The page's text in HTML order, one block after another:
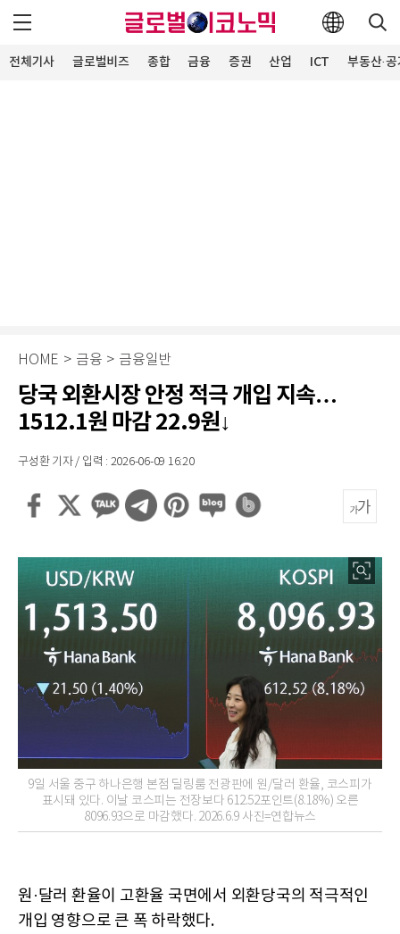
전체기사 글로벌비즈 종합 금융 증권 산업 ICT 부동산·
HOME > 금융 > 금융일반
당국 외환시장 안정 적극 개입 지속…
1512.1원 마감 22.9원↓
구성환 기자 / 입력 : 2026-06-09 16:20
9일 서울 중구 하나은행 본점 딜링룸 전광판에 원/달러 환율, 코스피가
표시돼 있다. 이날 코스피는 전장보다 612.52포인트(8.18%) 오른
8096.93으로 마감했다. 2026.6.9 사진=연합뉴스
원·달러 환율이 고환율 국면에서 외환당국의 적극적인
개입 영향으로 큰 폭 하락했다.